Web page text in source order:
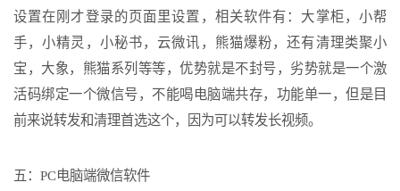
设置在刚才登录的页面里设置，相关软件有：大掌柜，小帮
手，小精灵，小秘书，云微讯，熊猫爆粉，还有清理类聚小
宝，大象，熊猫系列等等，优势就是不封号，劣势就是一个激
活码绑定一个微信号，不能喝电脑端共存，功能单一，但是目
前来说转发和清理首选这个，因为可以转发长视频。
五：PC电脑端微信软件